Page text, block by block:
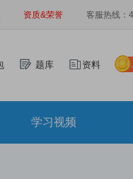
资质&荣誉 客服热线：
题库 资料
学习视频